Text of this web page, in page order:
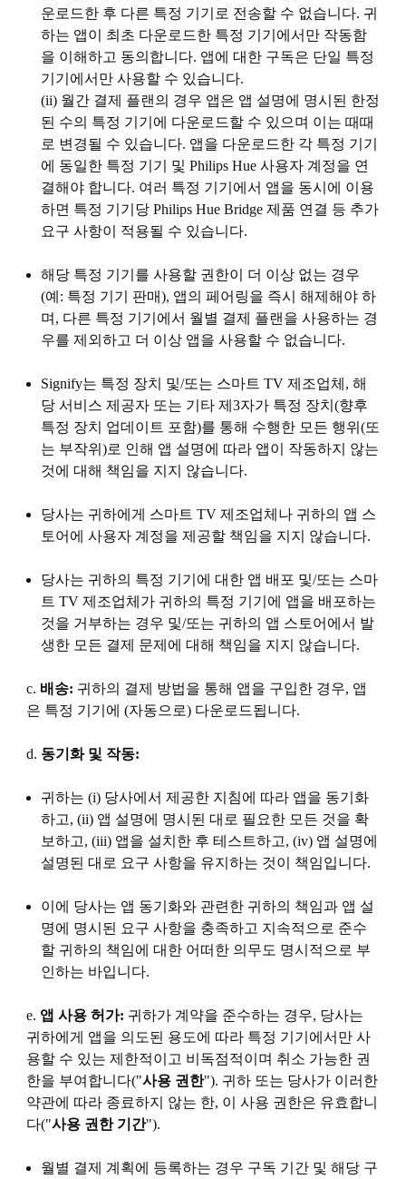
운로드한 후 다른 특정 기기로 전송할 수 없습니다. 귀
하는 앱이 최초 다운로드한 특정 기기에서만 작동함
을 이해하고 동의합니다. 앱에 대한 구독은 단일 특정
기기에서만 사용할 수 있습니다.
(ii)월간 결제 플랜의 경우 앱은 앱 설명에 명시된 한정
된 수의 특정 기기에 다운로드할 수 있으며 이는 때때
로 변경될 수 있습니다. 앱을 다운로드한 각 특정 기기
에 동일한 특정 기기 및 Philips Hue 사용자 계정을 연
결해야 합니다. 여러 특정 기기에서 앱을 동시에 이용
하면 특정 기기당 Philips Hue Bridge 제품 연결 등 추가
요구 사항이 적용될 수 있습니다.
해당 특정 기기를 사용할 권한이 더 이상 없는 경우
(예: 특정 기기 판매), 앱의 페어링을 즉시 해제해야 하
며, 다른 특정 기기에서 월별 결제 플랜을 사용하는 경
우를 제외하고 더 이상 앱을 사용할 수 없습니다.
Signify는 특정 장치 및/또는 스마트 TV 제조업체, 해
당 서비스 제공자 또는 기타 제3자가 특정 장치(향후
특정 장치 업데이트 포함)를 통해 수행한 모든 행위(또
는 부작위)로 인해 앱 설명에 따라 앱이 작동하지 않는
것에 대해 책임을 지지 않습니다.
당사는 귀하에게 스마트 TV 제조업체나 귀하의 앱 스
토어에 사용자 계정을 제공할 책임을 지지 않습니다.
당사는 귀하의 특정 기기에 대한 앱 배포 및/또는 스마
트 TV 제조업체가 귀하의 특정 기기에 앱을 배포하는
것을 거부하는 경우 및/또는 귀하의 앱 스토어에서 발
생한 모든 결제 문제에 대해 책임을 지지 않습니다.
c. 배송: 귀하의 결제 방법을 통해 앱을 구입한 경우, 앱
은 특정 기기에 (자동으로) 다운로드됩니다.
d. 동기화 및 작동:
귀하는 (i) 당사에서 제공한 지침에 따라 앱을 동기화
하고, (ii) 앱 설명에 명시된 대로 필요한 모든 것을 확
보하고, (iii) 앱을 설치한 후 테스트하고, (iv) 앱 설명에
설명된 대로 요구 사항을 유지하는 것이 책임입니다.
이에 당사는 앱 동기화와 관련한 귀하의 책임과 앱 설
명에 명시된 요구 사항을 충족하고 지속적으로 준수
할 귀하의 책임에 대한 어떠한 의무도 명시적으로 부
인하는 바입니다.
e. 앱 사용 허가: 귀하가 계약을 준수하는 경우, 당사는
귀하에게 앱을 의도된 용도에 따라 특정 기기에서만 사
용할 수 있는 제한적이고 비독점적이며 취소 가능한 권
한을 부여합니다("사용 권한"). 귀하 또는 당사가 이러한
약관에 따라 종료하지 않는 한, 이 사용 권한은 유효합니
다("사용 권한 기간").
월별 결제 계획에 등록하는 경우 구독 기간 및 해당 구